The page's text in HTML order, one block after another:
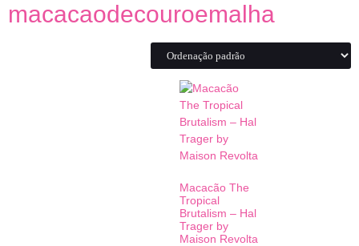
macacaodecouroemalha
Macacão The
Tropical
Brutalism – Hal
Trager by
Maison Revolta